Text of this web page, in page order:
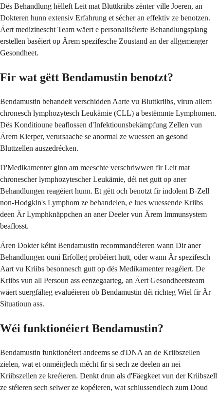
Dës Behandlung hëlleft Leit mat Bluttkriibs zënter ville Joeren, an
Dokteren hunn extensiv Erfahrung et sécher an effektiv ze benotzen.
Äert medizinescht Team wäert e personaliséierte Behandlungsplang
erstellen baséiert op Ärem spezifesche Zoustand an der allgemenger
Gesondheet.
Fir wat gëtt Bendamustin benotzt?
Bendamustin behandelt verschidden Aarte vu Bluttkriibs, virun allem
chronesch lymphozytesch Leukämie (CLL) a bestëmmte Lymphomen.
Dës Konditioune beaflossen d'Infektiounsbekämpfung Zellen vun
Ärem Kierper, verursaache se anormal ze wuessen an gesond
Bluttzellen auszedrécken.
D'Medikamenter ginn am meeschte verschriwwen fir Leit mat
chronescher lymphozytescher Leukämie, déi net gutt op aner
Behandlungen reagéiert hunn. Et gëtt och benotzt fir indolent B-Zell
non-Hodgkin's Lymphom ze behandelen, e lues wuessende Kriibs
deen Är Lymphknäppchen an aner Deeler vun Ärem Immunsystem
beaflosst.
Ären Dokter kéint Bendamustin recommandéieren wann Dir aner
Behandlungen ouni Erfolleg probéiert hutt, oder wann Är spezifesch
Aart vu Kriibs besonnesch gutt op dës Medikamenter reagéiert. De
Kriibs vun all Persoun ass eenzegaarteg, an Äert Gesondheetsteam
wäert suergfälteg evaluéieren ob Bendamustin déi richteg Wiel fir Är
Situatioun ass.
Wéi funktionéiert Bendamustin?
Bendamustin funktionéiert andeems se d'DNA an de Kriibszellen
zielen, wat et onméiglech mécht fir si sech ze deelen an nei
Kriibszellen ze kreéieren. Denkt drun als d'Fäegkeet vun der Kriibszell
ze stéieren sech selwer ze kopéieren, wat schlussendlech zum Doud